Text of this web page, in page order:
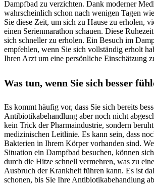
Dampfbad zu verzichten. Dank moderner
wahrscheinlich schon nach wenigen Tagen
Sie diese Zeit, um sich zu Hause zu erholen,
einen Serienmarathon schauen. Diese
sich schneller zu erholen. Ein Besuch im
empfehlen, wenn Sie sich vollständig erholt
Ihren Arzt um eine persönliche Einschätzung
Was tun, wenn Sie sich besser
Es kommt häufig vor, dass Sie sich bereits
Antibiotikabehandlung aber noch nicht
kein Trick der Pharmaindustrie, sondern
medizinischen Leitlinie. Es kann sein, dass
Bakterien in Ihrem Körper vorhanden sind.
Situation ein Dampfbad besuchen, können
durch die Hitze schnell vermehren, was zu
Ausbruch der Krankheit führen kann. Es ist
schonen, bis Sie Ihre Antibiotikabehandlung